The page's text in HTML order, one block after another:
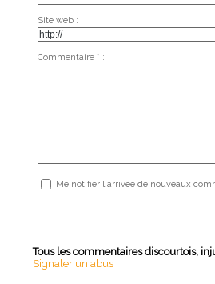
Site web :
Commentaire * :
Me notifier l'arrivée de nouveaux
Tous les commentaires discourtois,
Signaler un abus